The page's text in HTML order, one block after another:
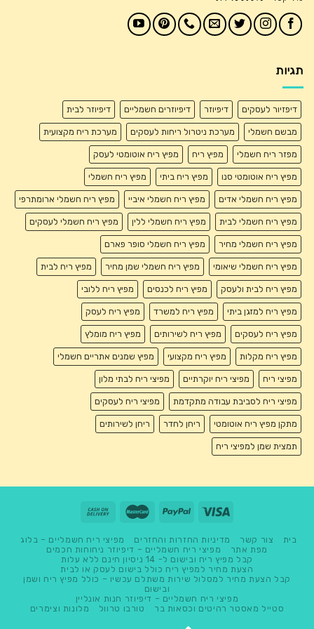
תגיות
דיפזיור לעסקים דיפיוזר דיפיוזרים חשמליים דיפיוזר לבית
מבשם חשמלי מערכת ניטרול ריחות לעסקים מערכת ריח מקצועית
מפזר ריח חשמלי מפיץ ריח מפיץ ריח אוטומטי לעסק
מפיץ ריח אוטומטי סנו מפיץ ריח ביתי מפיץ ריח חשמלי
מפיץ ריח חשמלי אדים מפיץ ריח חשמלי איביי מפיץ ריח חשמלי ארומתרפי
מפיץ ריח חשמלי לבית מפיץ ריח חשמלי ללין מפיץ ריח חשמלי לעסקים
מפיץ ריח חשמלי מחיר מפיץ ריח חשמלי סופר פארם
מפיץ ריח חשמלי שיאומי מפיץ ריח חשמלי שמן מחיר מפיץ ריח לבית
מפיץ ריח לבית ולעסק מפיץ ריח לכנסים מפיץ ריח ללובי
מפיץ ריח למזגן ביתי מפיץ ריח למשרד מפיץ ריח לעסק
מפיץ ריח לעסקים מפיץ ריח לשירותים מפיץ ריח מומלץ
מפיץ ריח מקלות מפיץ ריח מקצועי מפיץ שמנים אתריים חשמלי
מפיצי ריח מפיצי ריח יוקרתיים מפיצי ריח לבתי מלון
מפיצי ריח לסביבת עבודה מתקדמת מפיצי ריח לעסקים
מתקן מפיץ ריח אוטומטי ריחן לחדר ריחן לשירותים
תמצית שמן למפיצי ריח
בית צור קשר מדיניות החזרות והחזרים
מפיצי ריח חשמליים – בלוג
מפת אתר
מפיצי ריח חשמליים – דיפיוזר ניחוחות חכמים
קבל מפיץ ריח ובישום ל- 14 ניסיון חינם ללא עלות
הצעת מחיר למפיץ ריח כולל בישום לעסק או לבית
קבל הצעת מחיר למסלול שירות משתלם עכשיו – כולל מפיץ ריח ושמן
ובישום
מפיצי ריח חשמליים – דיפיוזר חנות אונליין
סטייל מאסטר רהיטים וכסאות בר
טורבו טרוול
מלונות וצימרים